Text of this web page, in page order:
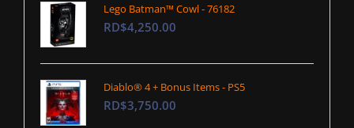
Lego Batman™ Cowl - 76182
RD$4,250.00
Diablo® 4 + Bonus Items - PS5
RD$3,750.00